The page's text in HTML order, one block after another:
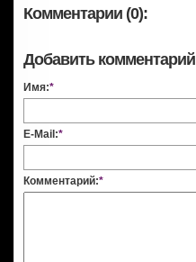
Комментарии (0):
Добавить комментарий
Имя:*
E-Mail:*
Комментарий:*